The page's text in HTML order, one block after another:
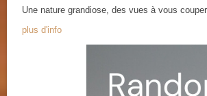
Une nature grandiose, des vues à vous
plus d'info